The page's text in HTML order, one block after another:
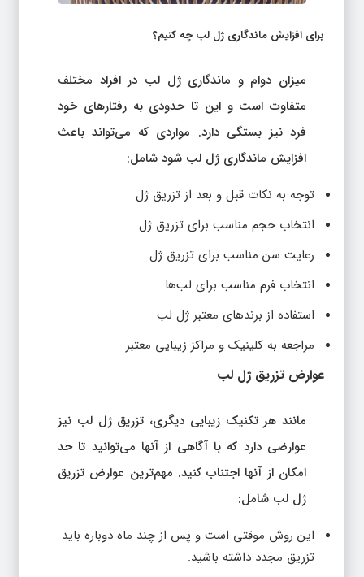
برای افزایش ماندگاری ژل لب چه کنیم؟
میزان دوام و ماندگاری ژل لب در افراد مختلف
متفاوت است و این تا حدودی به رفتارهای خود
فرد نیز بستگی دارد. مواردی که می‌تواند باعث
افزایش ماندگاری ژل لب شود شامل:
توجه به نکات قبل و بعد از تزریق ژل
انتخاب حجم مناسب برای تزریق ژل
رعایت سن مناسب برای تزریق ژل
انتخاب فرم مناسب برای لب‌ها
استفاده از برندهای معتبر ژل لب
مراجعه به کلینیک و مراکز زیبایی معتبر
عوارض تزریق ژل لب
مانند هر تکنیک زیبایی دیگری، تزریق ژل لب نیز
عوارضی دارد که با آگاهی از آنها می‌توانید تا حد
امکان از آنها اجتناب کنید. مهم‌ترین عوارض تزریق
ژل لب شامل:
این روش موقتی است و پس از چند ماه دوباره باید
تزریق مجدد داشته باشید.